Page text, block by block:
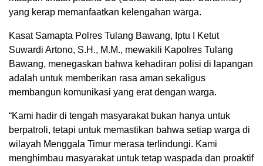
yang kerap memanfaatkan kelengahan warga.
Kasat Samapta Polres Tulang Bawang, Iptu I Ketut
Suwardi Artono, S.H., M.M., mewakili Kapolres Tulang
Bawang, menegaskan bahwa kehadiran polisi di lapangan
adalah untuk memberikan rasa aman sekaligus
membangun komunikasi yang erat dengan warga.
“Kami hadir di tengah masyarakat bukan hanya untuk
berpatroli, tetapi untuk memastikan bahwa setiap warga di
wilayah Menggala Timur merasa terlindungi. Kami
menghimbau masyarakat untuk tetap waspada dan proaktif